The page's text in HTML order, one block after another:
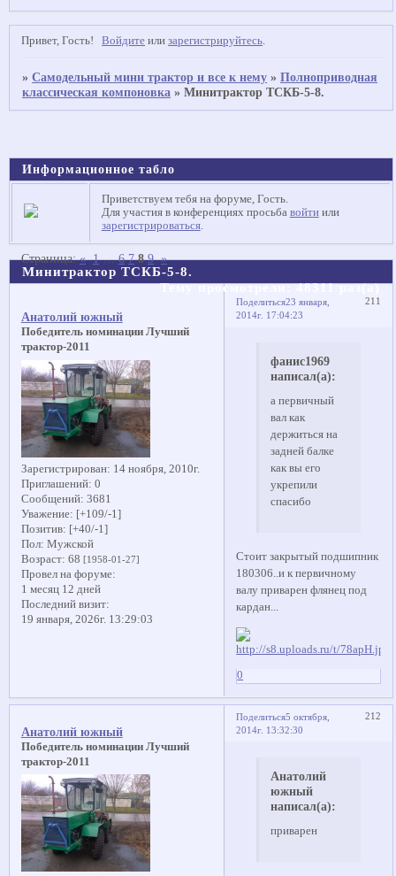
Привет, Гость! Войдите илизарегистрируйтесь.
»Самодельный мини трактор и все к нему »Полноприводная
классическая компоновка »Минитрактор ТСКБ-5-8.
Информационное табло
Приветствуем тебя на форуме, Гость.
Для участия в конференциях просьба войтиили
зарегистрироваться.
Минитрактор ТСКБ-5-8.
Тему просмотрели:48311раз(а)
Страница:« 1 … 6 7 8 9 »
Поделиться 211
23 января,
2014г. 17:04:23
Анатолий южный
Победитель номинации Лучший
трактор-2011
Зарегистрирован: 14 ноября, 2010г.
Приглашений: 0
Сообщений: 3681
Уважение: [+109/-1]
Позитив: [+40/-1]
Пол: Мужской
Возраст: 68 [1958-01-27]
Провел на форуме:
1 месяц 12 дней
Последний визит:
19 января, 2026г. 13:29:03
фанис1969
написал(а):
а первичный
вал как
держиться на
задней балке
как вы его
укрепили
спасибо
Стоит закрытый подшипник
180306..и к первичному
валу приварен флянец под
кардан...
0
Поделиться 212
5 октября,
2014г. 13:32:30
Анатолий южный
Победитель номинации Лучший
трактор-2011
Анатолий
южный
написал(а):
приварен